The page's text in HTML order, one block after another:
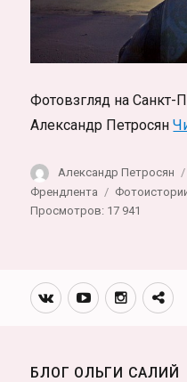
Фотовзгляд на Санкт-
Александр Петросян
Автор
Александр Петросян
Френдлента
Метки
Просмотров: 17 941
Вконтакте
Youtube
БЛОГ ОЛЬГИ САЛИЙ